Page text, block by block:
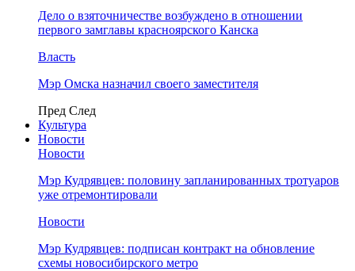
Дело о взяточничестве возбуждено в отношении
первого замглавы красноярского Канска
Власть
Мэр Омска назначил своего заместителя
Пред След
Культура
Новости
Новости
Мэр Кудрявцев: половину запланированных тротуаров
уже отремонтировали
Новости
Мэр Кудрявцев: подписан контракт на обновление
схемы новосибирского метро